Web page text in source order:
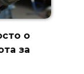
о
за